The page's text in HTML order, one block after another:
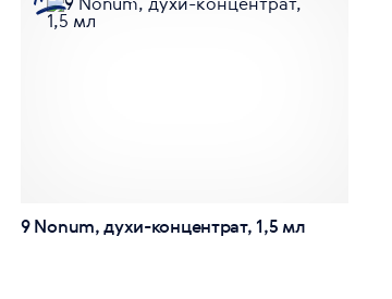
9 Nonum, духи-концентрат, 1,5 мл